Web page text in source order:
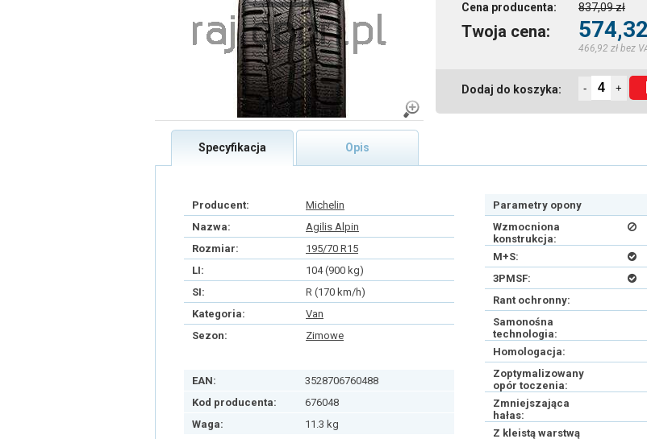
Cena producenta: 837,09 zł
Twoja cena:
466,92 zł bez
Dodaj do koszyka: - +
Specyfikacja Opis
Producent:
Michelin
Nazwa:
Agilis Alpin
Rozmiar:
195/70 R15
LI:
104 (900 kg)
SI:
R (170 km/h)
Kategoria:
Van
Sezon:
Zimowe
EAN:
3528706760488
Kod producenta:
676048
Waga:
11.3 kg
Parametry opony
Wzmocniona
konstrukcja:
M+S:
3PMSF:
Rant ochronny:
Samonośna
technologia:
Homologacja:
Zoptymalizowany
opór toczenia:
Zmniejszająca
hałas:
Z kleistą warstwą